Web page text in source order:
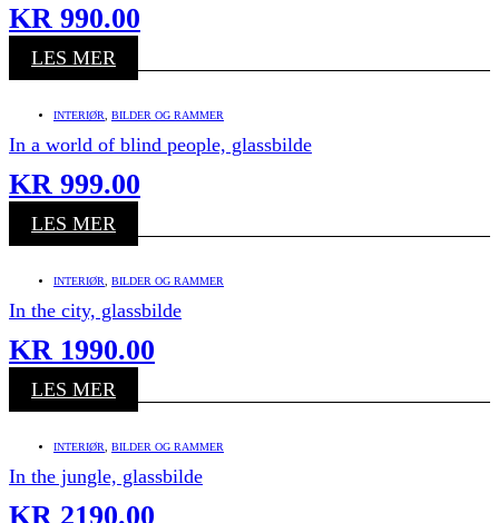
KR 990.00
LES MER
INTERIØR BILDER OG RAMMER
In a world of blind people, glassbilde
KR 999.00
LES MER
INTERIØR BILDER OG RAMMER
In the city, glassbilde
KR 1990.00
LES MER
INTERIØR BILDER OG RAMMER
In the jungle, glassbilde
KR 2190.00